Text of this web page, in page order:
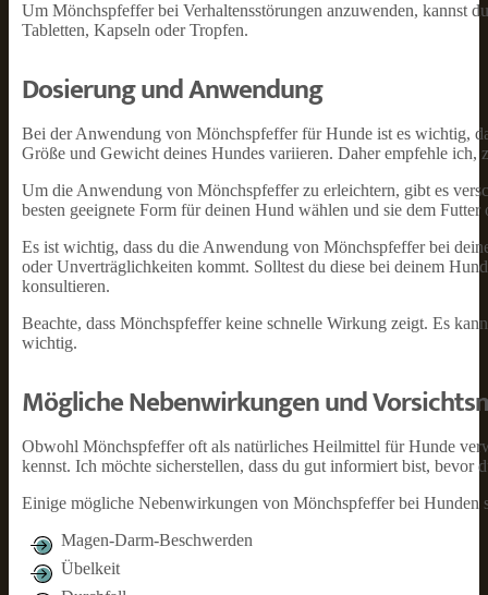
Um Mönchspfeffer bei Verhaltensstörungen anzuwenden, kannst
Tabletten, Kapseln oder Tropfen.
Dosierung und Anwendung
Bei der Anwendung von Mönchspfeffer für Hunde ist es wichtig,
Größe und Gewicht deines Hundes variieren. Daher empfehle ich,
Um die Anwendung von Mönchspfeffer zu erleichtern, gibt es
besten geeignete Form für deinen Hund wählen und sie dem Futter
Es ist wichtig, dass du die Anwendung von Mönchspfeffer bei
oder Unverträglichkeiten kommt. Solltest du diese bei deinem
konsultieren.
Beachte, dass Mönchspfeffer keine schnelle Wirkung zeigt. Es
wichtig.
Mögliche Nebenwirkungen und
Obwohl Mönchspfeffer oft als natürliches Heilmittel für Hunde
kennst. Ich möchte sicherstellen, dass du gut informiert bist, bevor
Einige mögliche Nebenwirkungen von Mönchspfeffer bei Hunden
Magen-Darm-Beschwerden
Übelkeit